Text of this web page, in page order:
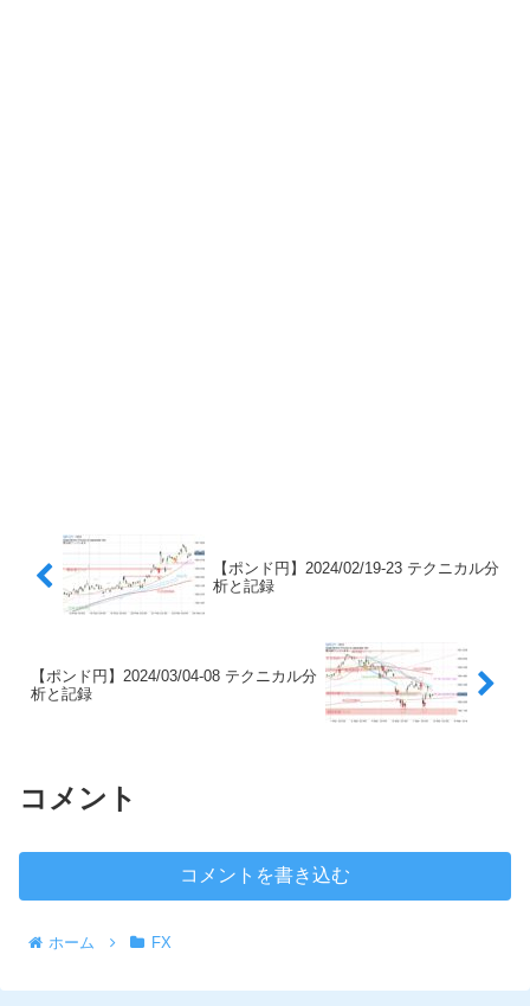
【ポンド円】2024/02/19-23 テクニカル分
析と記録
【ポンド円】2024/03/04-08 テクニカル分
析と記録
コメント
コメントを書き込む
ホーム FX